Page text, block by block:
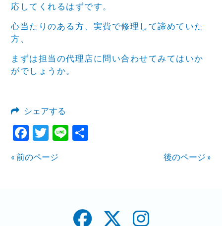
応してくれるはずです。
心当たりのある方、実費で修理して諦めていた
方、
まずは担当の代理店に問い合わせてみてはいか
がでしょうか。
シェアする
Facebook
Twitter
Line
« 前のページ 後のページ »